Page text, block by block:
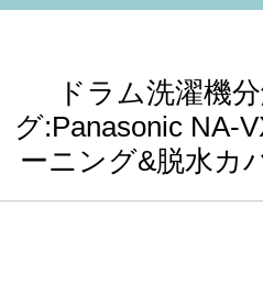
ドラム洗濯機
グ:Panasonic NA-
ーニング&脱水カ